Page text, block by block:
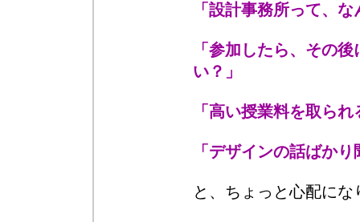
「設計事務所って、
「参加したら、その
い？」
「高い授業料を取ら
「デザインの話ばか
と、ちょっと心配にな